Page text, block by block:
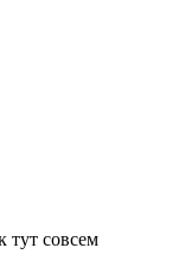
тут совсем